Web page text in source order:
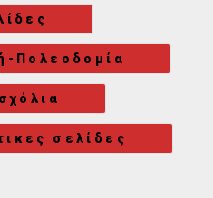
Πολεοδομία
σελίδες